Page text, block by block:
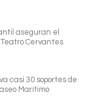
aseguran el
Cervantes
casi 30 soportes de
Marítimo